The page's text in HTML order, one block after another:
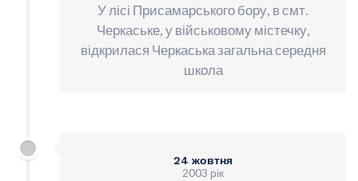
У лісі Присамарського бору, в смт.
Черкаське, у військовому містечку,
відкрилася Черкаська загальна середня
школа
24 жовтня
2003 рік